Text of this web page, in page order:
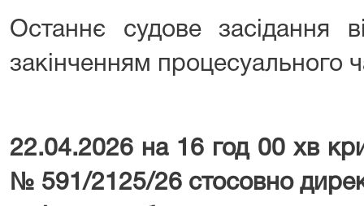
Останнє судове засідання
закінченням процесуального
22.04.2026 на 16 год 00 хв
№ 591/2125/26 стосовно